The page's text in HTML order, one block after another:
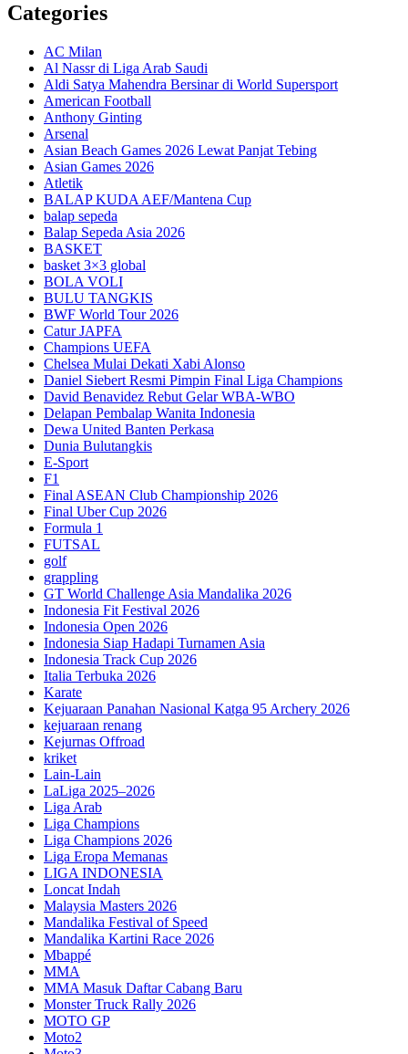
Categories
AC Milan
Al Nassr di Liga Arab Saudi
Aldi Satya Mahendra Bersinar di World Supersport
American Football
Anthony Ginting
Arsenal
Asian Beach Games 2026 Lewat Panjat Tebing
Asian Games 2026
Atletik
BALAP KUDA AEF/Mantena Cup
balap sepeda
Balap Sepeda Asia 2026
BASKET
basket 3×3 global
BOLA VOLI
BULU TANGKIS
BWF World Tour 2026
Catur JAPFA
Champions UEFA
Chelsea Mulai Dekati Xabi Alonso
Daniel Siebert Resmi Pimpin Final Liga Champions
David Benavidez Rebut Gelar WBA-WBO
Delapan Pembalap Wanita Indonesia
Dewa United Banten Perkasa
Dunia Bulutangkis
E-Sport
F1
Final ASEAN Club Championship 2026
Final Uber Cup 2026
Formula 1
FUTSAL
golf
grappling
GT World Challenge Asia Mandalika 2026
Indonesia Fit Festival 2026
Indonesia Open 2026
Indonesia Siap Hadapi Turnamen Asia
Indonesia Track Cup 2026
Italia Terbuka 2026
Karate
Kejuaraan Panahan Nasional Katga 95 Archery 2026
kejuaraan renang
Kejurnas Offroad
kriket
Lain-Lain
LaLiga 2025–2026
Liga Arab
Liga Champions
Liga Champions 2026
Liga Eropa Memanas
LIGA INDONESIA
Loncat Indah
Malaysia Masters 2026
Mandalika Festival of Speed
Mandalika Kartini Race 2026
Mbappé
MMA
MMA Masuk Daftar Cabang Baru
Monster Truck Rally 2026
MOTO GP
Moto2